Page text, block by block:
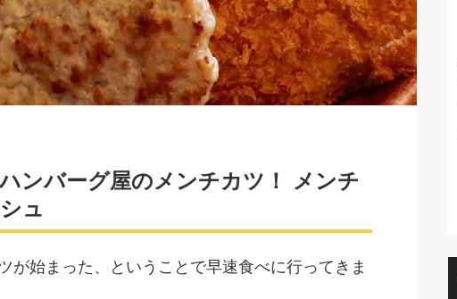
ンバーグ屋のメンチカツ！ メンチ
ュ
が始まった、ということで早速食べに行ってきま